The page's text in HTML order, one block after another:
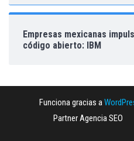
Empresas mexicanas
código abierto: IBM
Funciona gracias a
Partner Agencia SEO